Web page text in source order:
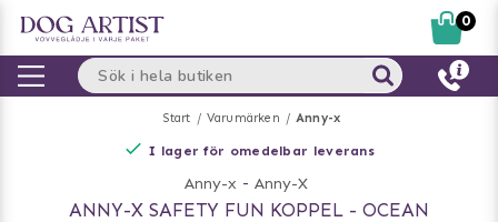
Start Varumärken Anny-x
I lager för omedelbar leverans
Anny-x - Anny-X
ANNY-X SAFETY FUN KOPPEL - OCEAN
0